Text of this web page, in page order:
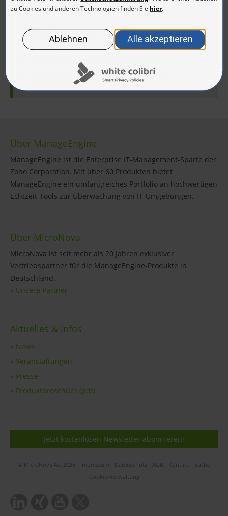
Server-Monitoring und -Management in
Überwachung der Serverleistung und
Verfügbarkeit
Service- und Process-Monitoring
Monitoring von URLs, Websites und
Anwendungen
Über ManageEngine
ManageEngine ist die Enterprise IT-Management-Sparte der
Zoho Corporation. Mit über 60 Produkten bietet
ManageEngine ein umfangreiches Portfolio an hochwertigen
Echtzeit-Tools zur Überwachung von IT-Umgebungen.
Über MicroNova
MicroNova ist seit mehr als 20 Jahren exklusiver
Vertriebspartner für die ManageEngine-Produkte in
Deutschland.
» Unsere Partner
Aktuelles & Infos
» News
» Veranstaltungen
» Presse
» Produktbroschüre (pdf)
Jetzt kostenlosen Newsletter abonnieren!
© MicroNova AG 2026 Impressum Datenschutz AGB Kontakt
Suche
Cookie-Verwaltung